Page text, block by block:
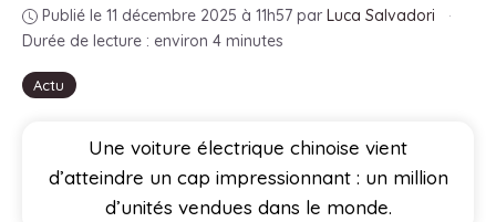
Actu
Publié le 11 décembre 2025 à 11h57 par Luca Salvadori
·
Durée de lecture : environ 4 minutes
Une voiture électrique chinoise vient
d’atteindre un cap impressionnant : un million
d’unités vendues dans le monde.